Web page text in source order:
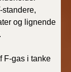
standere,
og lignende
F-gas i tanke